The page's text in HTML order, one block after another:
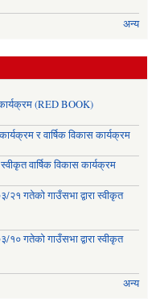
अन्य
(RED BOOK)
र वार्षिक विकास कार्यक्रम
वार्षिक विकास कार्यक्रम
२१ गतेको गाउँसभा द्वारा स्वीकृत
१० गतेको गाउँसभा द्वारा स्वीकृत
अन्य